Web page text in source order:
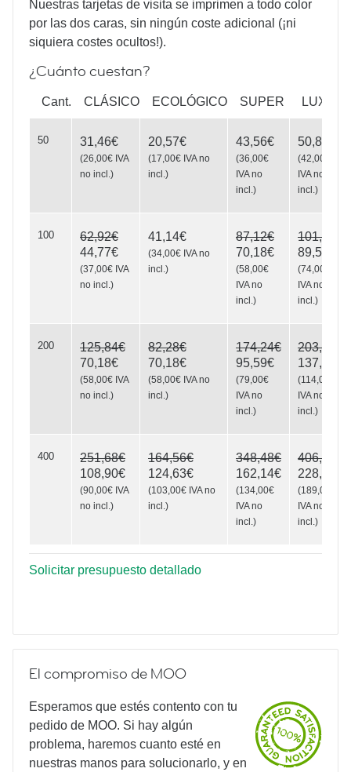
Yoga Poses
Nuestras tarjetas de visita se imprimen a todo color
por las dos caras, sin ningún coste adicional (¡ni
siquiera costes ocultos!).
¿Cuánto cuestan?
Cant. CLÁSICO ECOLÓGICO SUPER LUXE
50 31,46€
(26,00€ IVA
no incl. )
20,57€
(17,00€ IVA no
incl. )
43,56€
(36,00€
IVA no
incl. )
50,82€
(42,00€
IVA no
incl. )
100
62,92€
44,77€
(37,00€ IVA
no incl. )
41,14€
(34,00€ IVA no
incl. )
87,12€
70,18€
(58,00€
IVA no
incl. )
101,64€
89,54€
(74,00€
IVA no
incl. )
200
125,84€
70,18€
(58,00€ IVA
no incl. )
82,28€
70,18€
(58,00€ IVA no
incl. )
174,24€
95,59€
(79,00€
IVA no
incl. )
203,28€
137,94€
(114,00€
IVA no
incl. )
400
251,68€
108,90€
(90,00€ IVA
no incl. )
164,56€
124,63€
(103,00€ IVA no
incl. )
348,48€
162,14€
(134,00€
IVA no
incl. )
406,56€
228,69€
(189,00€
IVA no
incl. )
Solicitar presupuesto detallado
El compromiso de MOO
Esperamos que estés contento con tu
pedido de MOO. Si hay algún
problema, haremos cuanto esté en
nuestras manos para solucionarlo, y en